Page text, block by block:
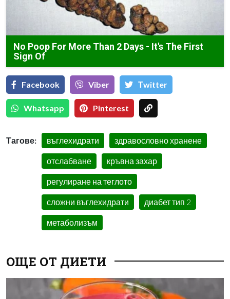
No Poop For More Than 2 Days - It's The First
Sign Of
Facebook Viber Тwitter
Whatsapp Pinterest
Тагове: въглехидрати здравословно хранене
отслабване кръвна захар
регулиране на теглото
сложни въглехидрати диабет тип 2
метаболизъм
ОЩЕ ОТ ДИЕТИ